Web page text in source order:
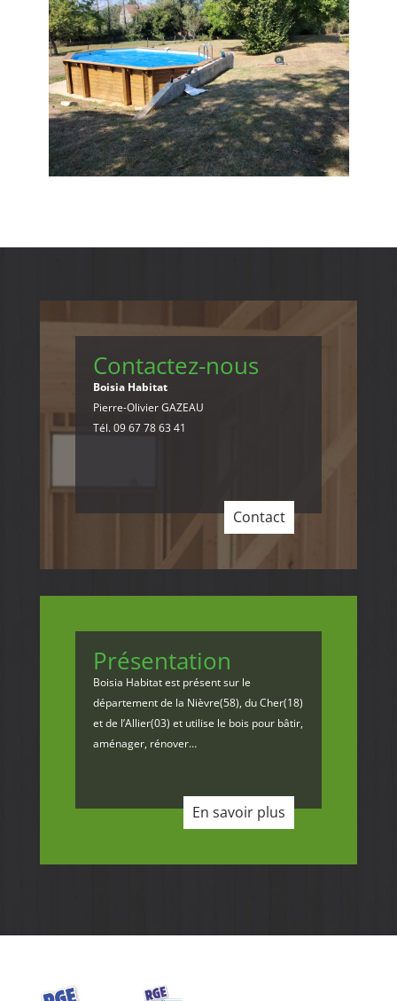
Contactez-nous
Boisia Habitat
Pierre-Olivier GAZEAU
Tél. 09 67 78 63 41
Contact
Présentation
Boisia Habitat est présent sur le
département de la Nièvre(58), du Cher(18)
et de l’Allier(03) et utilise le bois pour bâtir,
aménager, rénover…
En savoir plus